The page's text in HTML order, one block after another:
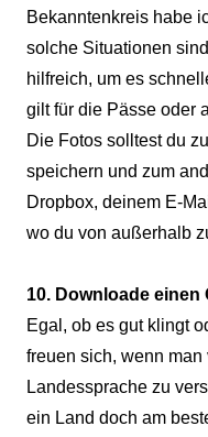
Bekanntenkreis habe
solche Situationen
hilfreich, um es
gilt für die Pässe oder
Die Fotos solltest du
speichern und zum
Dropbox, deinem E-
wo du von außerhalb
10. Downloade
Egal, ob es gut klingt
freuen sich, wenn
Landessprache zu
ein Land doch am